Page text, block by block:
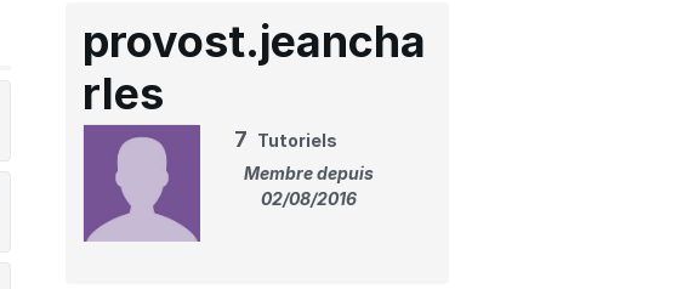
provost.jeancha
rles
7 Tutoriels
Membre depuis
02/08/2016